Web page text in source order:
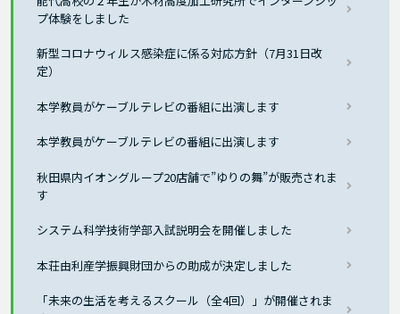
プ体験をしました
新型コロナウィルス感染症に係る対応方針（7月31日改
定）
本学教員がケーブルテレビの番組に出演します
本学教員がケーブルテレビの番組に出演します
秋田県内イオングループ20店舗で”ゆりの舞”が販売されま
す
システム科学技術学部入試説明会を開催しました
本荘由利産学振興財団からの助成が決定しました
「未来の生活を考えるスクール（全4回）」が開催されま